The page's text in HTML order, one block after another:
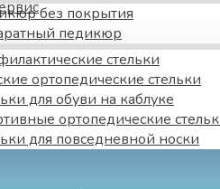
без покрытия
педикюр
стельки
ортопедические стельки
для обуви на каблуке
ортопедические
для повседневной носки